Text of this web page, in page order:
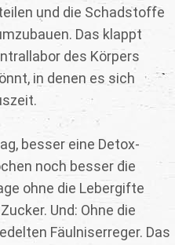
und die Schadstoffe
Das klappt
des Körpers
in denen es sich
besser eine Detox-
noch besser die
ohne die Lebergifte
Und: Ohne die
Fäulniserreger. Das